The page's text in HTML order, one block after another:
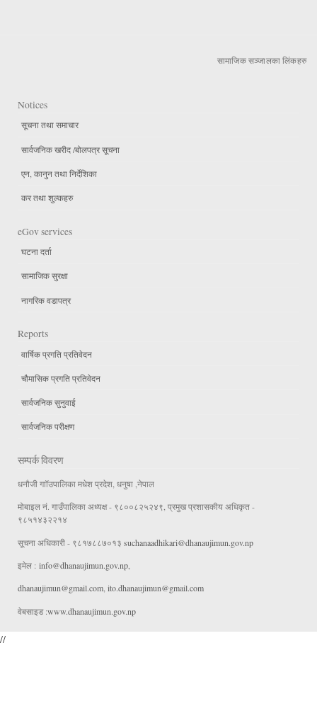
सामाजिक सञ्जालका लिंकहरु
Notices
सूचना तथा समाचार
सार्वजनिक खरीद /बोलपत्र सूचना
एन, कानुन तथा निर्देशिका
कर तथा शुल्कहरु
eGov services
घटना दर्ता
सामाजिक सुरक्षा
नागरिक वडापत्र
Reports
वार्षिक प्रगति प्रतिवेदन
चौमासिक प्रगति प्रतिवेदन
सार्वजनिक सुनुवाई
सार्वजनिक परीक्षण
सम्पर्क विवरण
धनौजी गाॉउपालिका मधेश प्रदेश, धनुषा ,नेपाल
मोबाइल नं. गाउँपालिका अध्यक्ष - ९८००८२५२४९, प्रमुख प्रशासकीय अधिकृत -
९८५१४३२२१४
सूचना अधिकारी - ९८१७८८७०१३ suchanaadhikari@dhanaujimun.gov.np
इमेल : info@dhanaujimun.gov.np
dhanaujimun@gmail.com,ito.dhanaujimun@gmail.com
वेबसाइड :www.dhanaujimun.gov.np
//